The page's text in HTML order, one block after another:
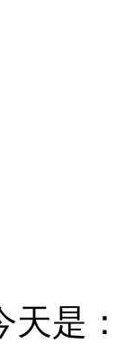
天是：